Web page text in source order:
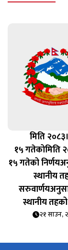
मिति
१५ गतेकोमिति
१५ गतेको
स्थानीय
स्थानीय
२१ साउन,